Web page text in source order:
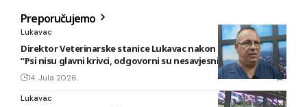
Preporučujemo
Lukavac
Direktor Veterinarske stanice Lukavac nakon novog napada:
“Psi nisu glavni krivci, odgovorni su nesavjesni vlasnici”
14. Jula 2026.
Lukavac